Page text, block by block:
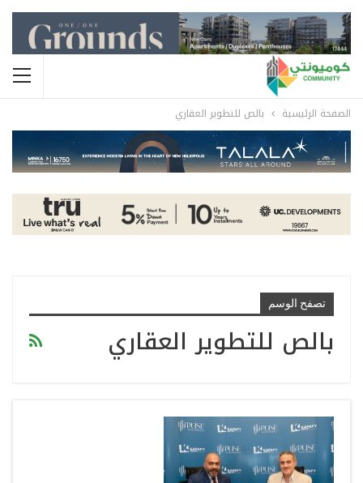
الصفحة الرئيسية بالص للتطوير العقاري
تصفح الوسم
بالص للتطوير العقاري